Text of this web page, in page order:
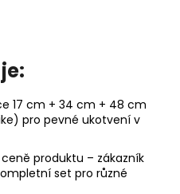
17 cm + 34 cm + 48 cm
pro pevné ukotvení v
produktu – zákazník
set pro různé